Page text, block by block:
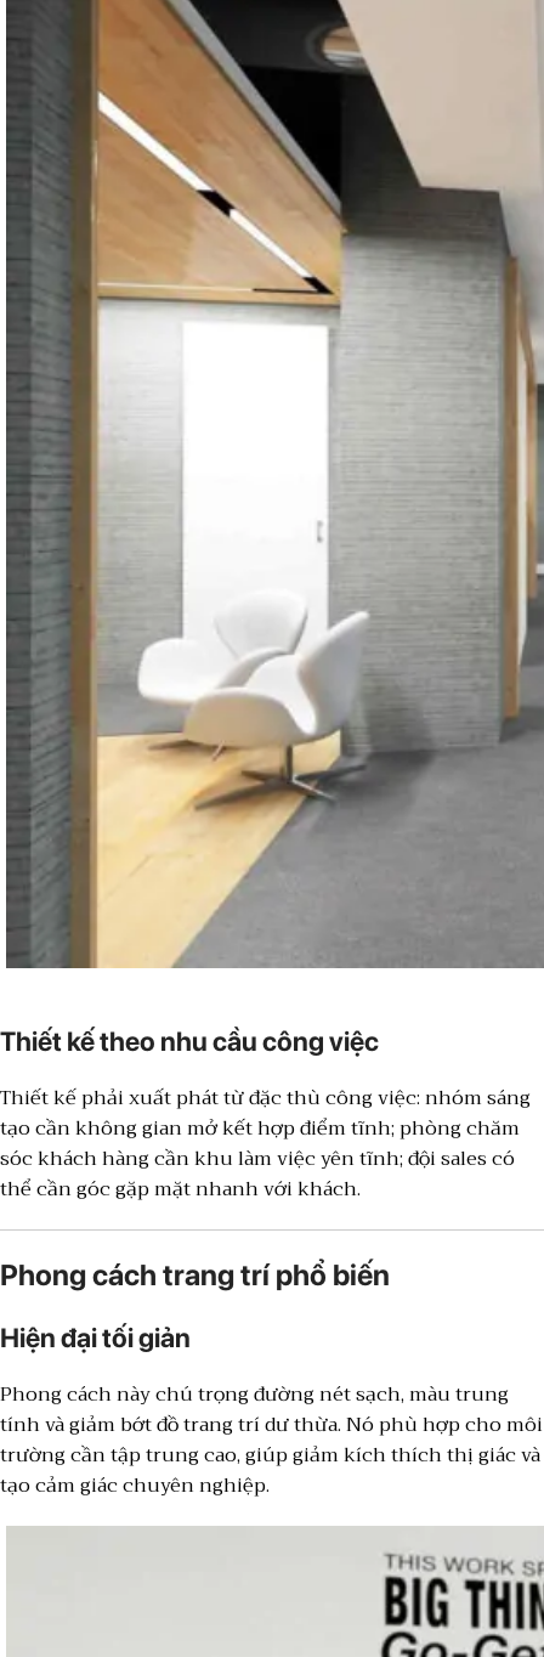
Thiết kế theo nhu cầu công việc
Thiết kế phải xuất phát từ đặc thù công việc: nhóm sáng
tạo cần không gian mở kết hợp điểm tĩnh; phòng chăm
sóc khách hàng cần khu làm việc yên tĩnh; đội sales có
thể cần góc gặp mặt nhanh với khách.
Phong cách trang trí phổ biến
Hiện đại tối giản
Phong cách này chú trọng đường nét sạch, màu trung
tính và giảm bớt đồ trang trí dư thừa. Nó phù hợp cho môi
trường cần tập trung cao, giúp giảm kích thích thị giác và
tạo cảm giác chuyên nghiệp.